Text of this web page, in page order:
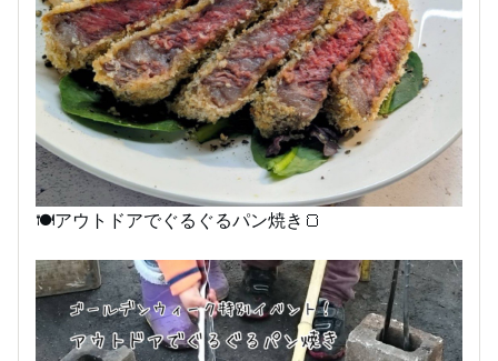
🍽️アウトドアでぐるぐるパン焼き🍞